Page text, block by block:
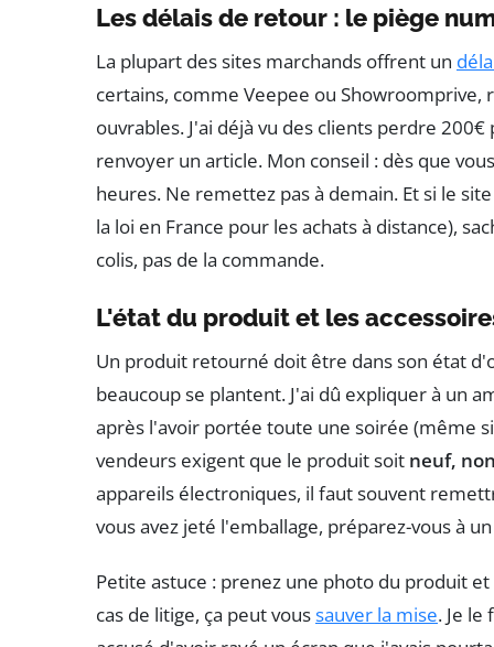
Les délais de retour : le piège
La plupart des sites marchands offrent un
certains, comme Veepee ou Showroomprive,
ouvrables. J'ai déjà vu des clients perdre
renvoyer un article. Mon conseil : dès que
heures. Ne remettez pas à demain. Et si le
la loi en France pour les achats à distance),
colis, pas de la commande.
L'état du produit et les
Un produit retourné doit être dans son état
beaucoup se plantent. J'ai dû expliquer à un
après l'avoir portée toute une soirée (même
vendeurs exigent que le produit soit neuf,
appareils électroniques, il faut souvent
vous avez jeté l'emballage, préparez-vous à
Petite astuce : prenez une photo du produit
cas de litige, ça peut voussauver la mise. Je